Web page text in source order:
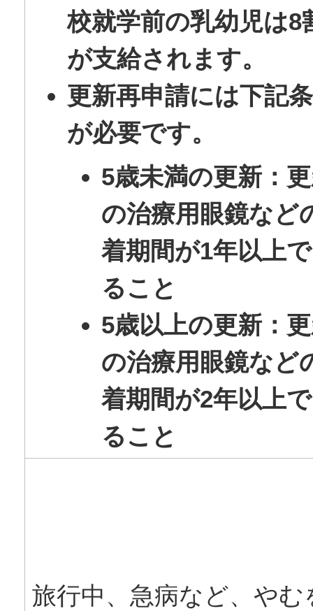
校就学前の乳幼児は8
が支給されます。
更新再申請には下記
が必要です。
5歳未満の更新：
の治療用眼鏡など
着期間が1年以上
ること
5歳以上の更新：
の治療用眼鏡など
着期間が2年以上
ること
旅行中、急病など、やむ